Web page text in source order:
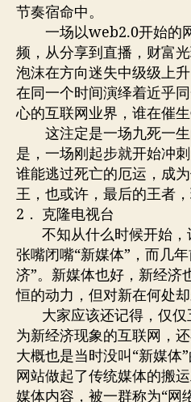
节奏宿命中。
一场以web2.0开始的
频，从分享到直播，财富
泡沫在方向迷失中级级上
在同一个时间演绎着近乎
心的互联网业界，谁在催
这注定是一场九死一生
是，一场刚起步就开始冲
谁能逃过死亡的厄运，成
王，也或许，最后的王者，
2． 克隆电视台
不知从什么时候开始，
张嘴闭嘴“新媒体”，而几
济”。新媒体也好，新经济
恒的动力，但对新在何处
大家应该还记得，仅仅
为新经济现象的互联网，
大概也是当时没叫“新媒体
网站做起了传统媒体的搬
媒体内容，被一群称为“网